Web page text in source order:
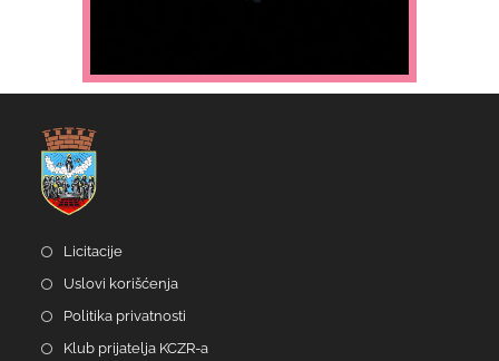
Licitacije
Uslovi korišćenja
Politika privatnosti
Klub prijatelja KCZR-a